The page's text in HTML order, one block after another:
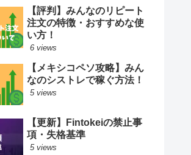
【評判】みんなのリピート
注文の特徴・おすすめな使
い方！
6 views
【メキシコペソ攻略】みん
なのシストレで稼ぐ方法！
5 views
【更新】Fintokeiの禁止事
項・失格基準
5 views